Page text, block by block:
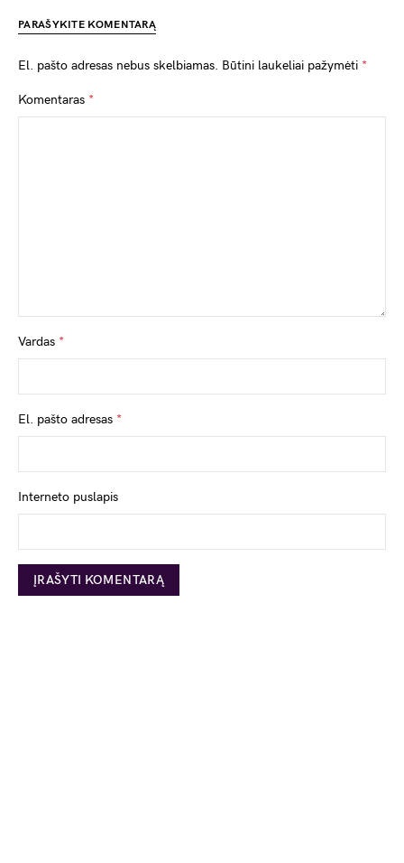
PARAŠYKITE KOMENTARĄ
El. pašto adresas nebus skelbiamas. Būtini laukeliai pažymėti *
Komentaras *
Vardas *
El. pašto adresas *
Interneto puslapis